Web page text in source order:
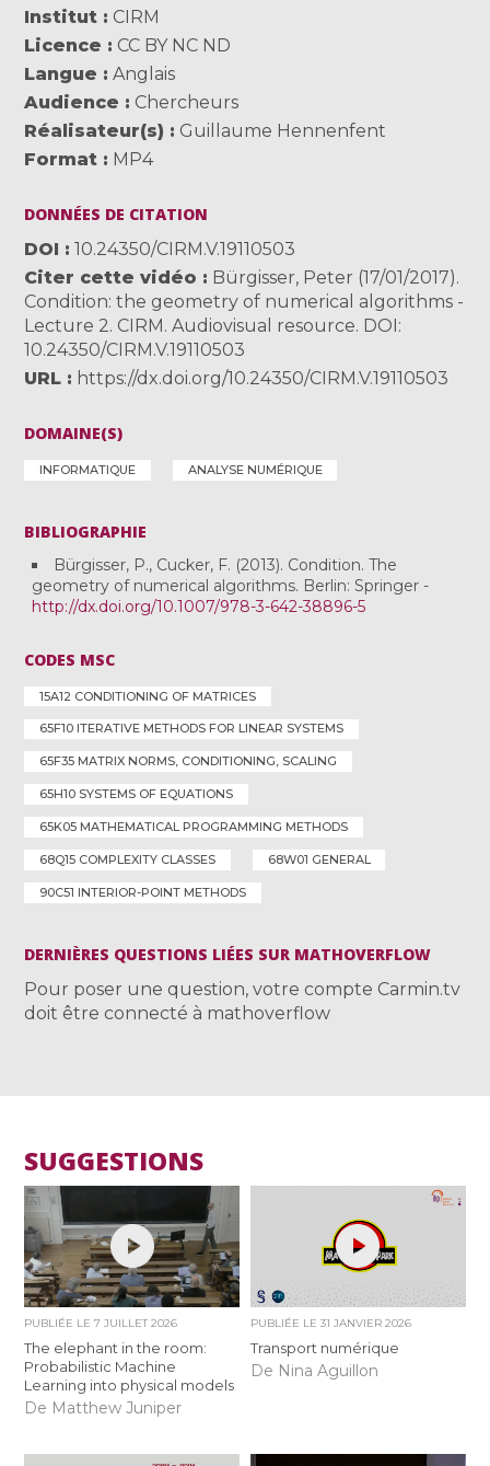
Institut
CIRM
Licence
CC BY NC ND
Langue
Anglais
Audience
Chercheurs
Réalisateur(s)
Guillaume Hennenfent
Format
MP4
DONNÉES DE CITATION
DOI
10.24350/CIRM.V.19110503
Citer cette vidéo
Bürgisser, Peter (17/01/2017).
Condition: the geometry of numerical algorithms -
Lecture 2. CIRM. Audiovisual resource. DOI:
10.24350/CIRM.V.19110503
URL
https://dx.doi.org/10.24350/CIRM.V.19110503
DOMAINE(S)
INFORMATIQUE ANALYSE NUMÉRIQUE
BIBLIOGRAPHIE
Bürgisser, P., Cucker, F. (2013). Condition. The
geometry of numerical algorithms. Berlin: Springer -
http://dx.doi.org/10.1007/978-3-642-38896-5
CODES MSC
15A12 CONDITIONING OF MATRICES
65F10 ITERATIVE METHODS FOR LINEAR SYSTEMS
65F35 MATRIX NORMS, CONDITIONING, SCALING
65H10 SYSTEMS OF EQUATIONS
65K05 MATHEMATICAL PROGRAMMING METHODS
68Q15 COMPLEXITY CLASSES 68W01 GENERAL
90C51 INTERIOR-POINT METHODS
DERNIÈRES QUESTIONS LIÉES SUR MATHOVERFLOW
Pour poser une question, votre compte Carmin.tv
doit être connecté à mathoverflow
SUGGESTIONS
PUBLIÉE LE7 JUILLET 2026
The elephant in the room:
Probabilistic Machine
Learning into physical models
De Matthew Juniper
PUBLIÉE LE 31 JANVIER 2026
Transport numérique
De Nina Aguillon